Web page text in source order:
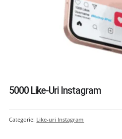
5000 Like-Uri Instagram
Categorie: Like-uri Instagram